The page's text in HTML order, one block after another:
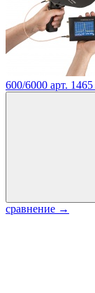
600/6000 арт. 1465
сравнение →